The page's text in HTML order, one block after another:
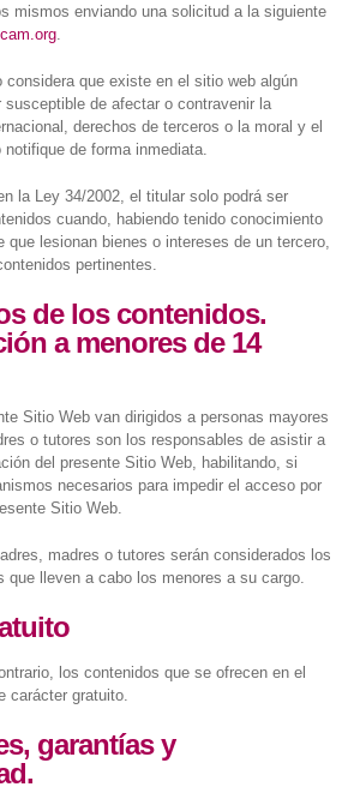
mismos enviando una solicitud a la siguiente
.
considera que existe en el sitio web algún
susceptible de afectar o contravenir la
derechos de terceros o la moral y el
de forma inmediata.
la Ley 34/2002, el titular solo podrá ser
cuando, habiendo tenido conocimiento
lesionan bienes o intereses de un tercero,
pertinentes.
de los contenidos.
a menores de 14
Sitio Web van dirigidos a personas mayores
o tutores son los responsables de asistir a
del presente Sitio Web, habilitando, si
necesarios para impedir el acceso por
Sitio Web.
madres o tutores serán considerados los
que lleven a cabo los menores a su cargo.
los contenidos que se ofrecen en el
carácter gratuito.
garantías y